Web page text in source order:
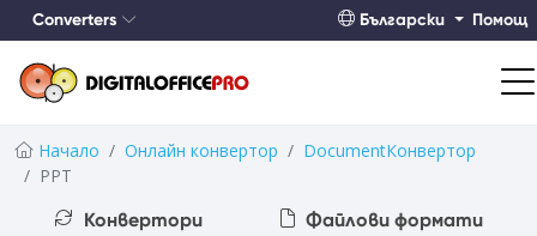
Converters Български Помощ
Начало Онлайн конвертор
DocumentКонвертор
PPT
Конвертори
Файлови формати